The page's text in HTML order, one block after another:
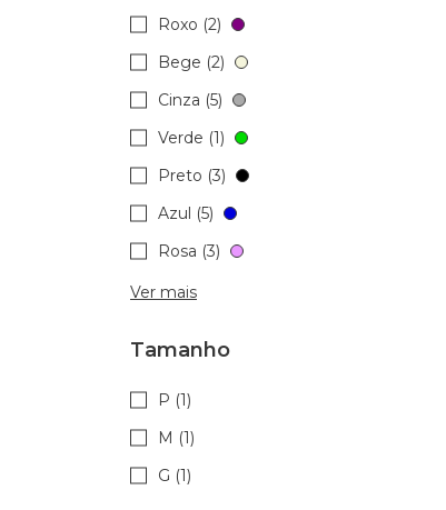
Roxo (2)
Bege (2)
Cinza (5)
Verde (1)
Preto (3)
Azul (5)
Rosa (3)
Ver mais
Tamanho
P (1)
M (1)
G (1)